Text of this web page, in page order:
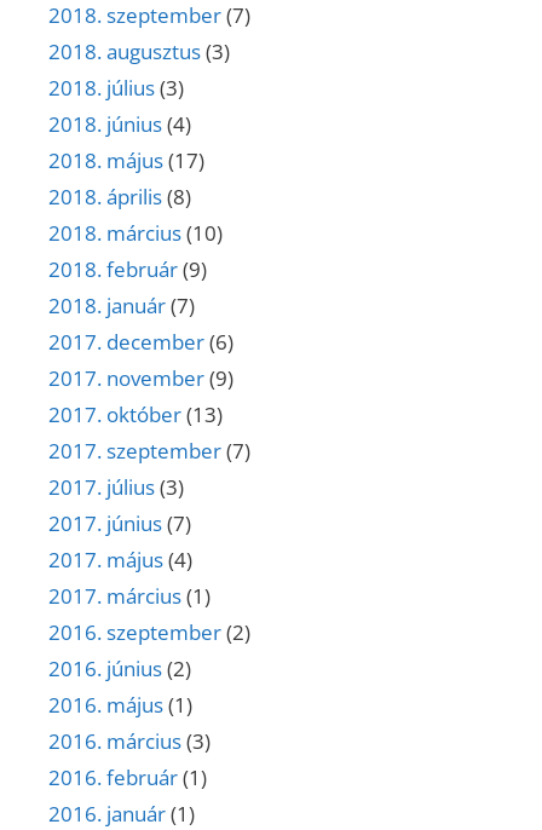
2018. szeptember(7)
2018. augusztus(3)
2018. július(3)
2018. június(4)
2018. május(17)
2018. április(8)
2018. március(10)
2018. február(9)
2018. január(7)
2017. december(6)
2017. november(9)
2017. október(13)
2017. szeptember(7)
2017. július(3)
2017. június(7)
2017. május(4)
2017. március(1)
2016. szeptember(2)
2016. június(2)
2016. május(1)
2016. március(3)
2016. február(1)
2016. január(1)